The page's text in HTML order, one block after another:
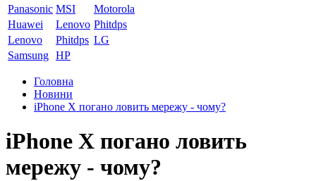
Panasonic MSI
Motorola
Huawei
Lenovo Phitdps
Lenovo
Phitdps LG
Samsung HP
Головна
Новини
iPhone X погано ловить мережу - чому?
iPhone X погано ловить
мережу - чому?